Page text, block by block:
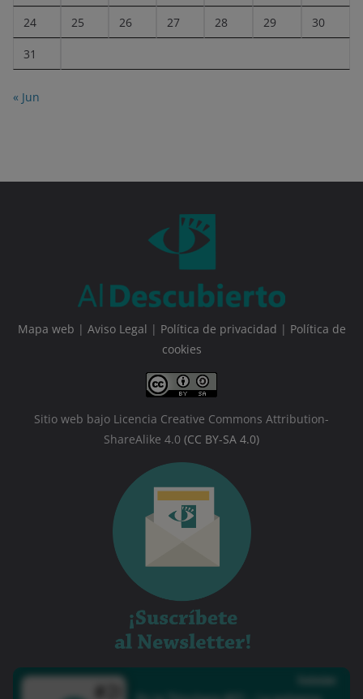
24 25 26 27 28 29 30
31
« Jun
Mapa web | Aviso Legal | Política de privacidad | Política de
cookies
Sitio web bajo Licencia Creative Commons Attribution-
ShareAlike 4.0 (CC BY-SA 4.0)